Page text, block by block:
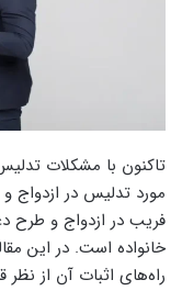
تاکنون با مشکلات
مورد تدلیس در ازدواج
فریب در ازدواج و طرح
خانواده است. در این
راه‌های اثبات آن از نظر